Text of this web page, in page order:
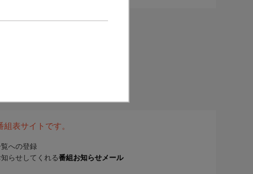
表サイトです。
への登録
らせしてくれる番組お知らせメール